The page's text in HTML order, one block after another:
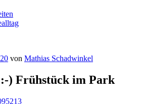
von Mathias Schadwinkel
) Frühstück im Park